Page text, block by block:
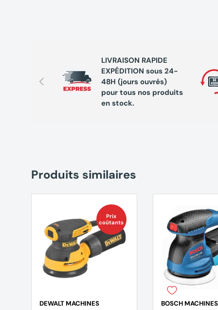
Précédent
LIVRAISON RAPIDE
EXPÉDITION sous 24-
48H (jours ouvrés)
pour tous nos produits
en stock.
Produits similaires
Prix
coûtants
DEWALT MACHINES BOSCH MACHINES